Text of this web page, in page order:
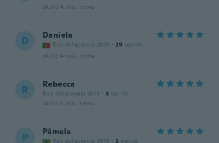
około 4 roku temu
D Daniela
Rok dołączenia 2019 · 29 opinie
około 4 roku temu
R Rebecca
Rok dołączenia 2018 · 3 opinie
około 4 roku temu
P Pâmela
Rok dołączenia 2019 · 2 opinie